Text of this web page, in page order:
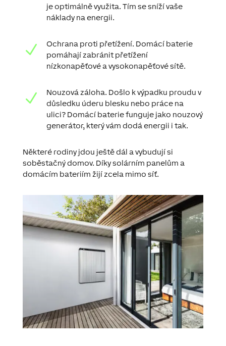
je optimálně využita. Tím se sníží vaše
náklady na energii.
N
Ochrana proti přetížení. Domácí baterie
pomáhají zabránit přetížení
nízkonapěťové a vysokonapěťové sítě.
N
Nouzová záloha. Došlo k výpadku proudu v
důsledku úderu blesku nebo práce na
ulici? Domácí baterie funguje jako nouzový
generátor, který vám dodá energii i tak.
Některé rodiny jdou ještě dál a vybudují si
soběstačný domov. Díky solárním panelům a
domácím bateriím žijí zcela mimo síť.